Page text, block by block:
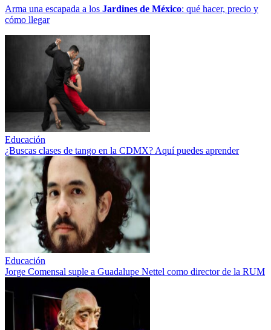
Arma una escapada a los Jardines de México: qué hacer, precio y
cómo llegar
Educación
¿Buscas clases de tango en la CDMX? Aquí puedes aprender
Educación
Jorge Comensal suple a Guadalupe Nettel como director de la RUM